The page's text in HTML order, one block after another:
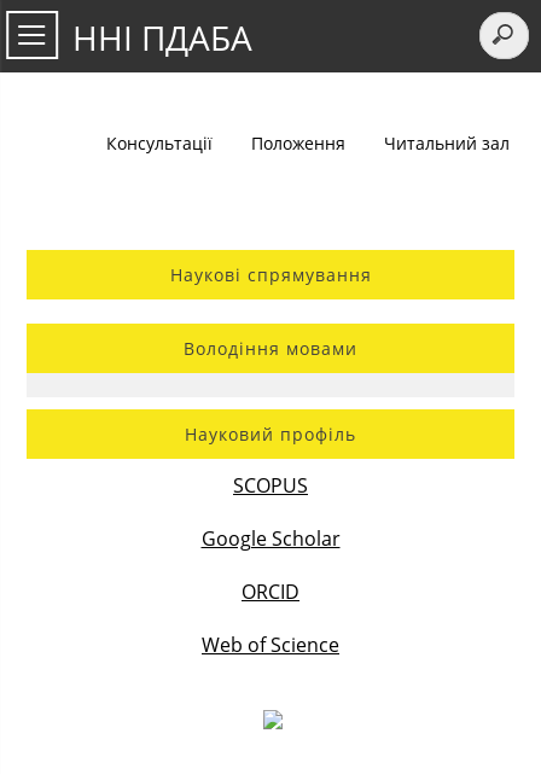
ННІ ПДАБА
Консультації Положення Читальний зал
Наукові спрямування
Володіння мовами
Науковий профіль
SCOPUS
Google Scholar
ORCID
Web of Science